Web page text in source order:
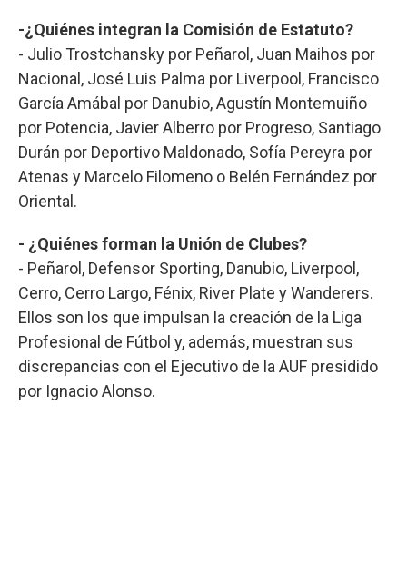
-¿Quiénes integran la Comisión de Estatuto?
- Julio Trostchansky por Peñarol, Juan Maihos por
Nacional, José Luis Palma por Liverpool, Francisco
García Amábal por Danubio, Agustín Montemuiño
por Potencia, Javier Alberro por Progreso, Santiago
Durán por Deportivo Maldonado, Sofía Pereyra por
Atenas y Marcelo Filomeno o Belén Fernández por
Oriental.
- ¿Quiénes forman la Unión de Clubes?
- Peñarol, Defensor Sporting, Danubio, Liverpool,
Cerro, Cerro Largo, Fénix, River Plate y Wanderers.
Ellos son los que impulsan la creación de la Liga
Profesional de Fútbol y, además, muestran sus
discrepancias con el Ejecutivo de la AUF presidido
por Ignacio Alonso.